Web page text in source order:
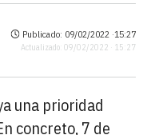
Publicado: 09/02/2022 ·15:27
Actualizado: 09/02/2022 · 15:27
una prioridad
concreto, 7 de